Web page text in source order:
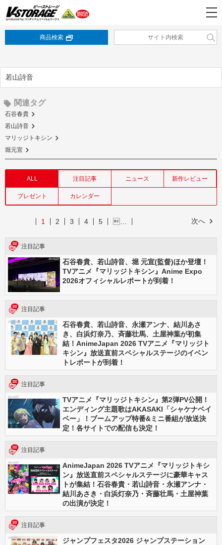
商品検索
若山詩音
関連タグ
石谷春貴
若山詩音
マリッジトキシン
堀元宣
ALL 注目記事 ニュース 新作レビュー
プレゼント カレンダー
次へ
1 2 3 4 5 …
注目記事
石谷春貴、若山詩音、堀 元宣(監督)ほか登壇！
TVアニメ『マリッジトキシン』Anime Expo
2026オフィシャルレポートが到着！
注目記事
石谷春貴、若山詩音、永瀬アンナ、結川あさ
き、白浜灯奈乃、斉藤壮馬、土屋神葉が初集
結！AnimeJapan 2026 TVアニメ『マリッジト
キシン』放送直前スペシャルステージのイベン
トレポートが到着！
注目記事
TVアニメ『マリッジトキシン』第2弾PV公開！
エンディング主題歌はAKASAKI「シャケナベイ
ベー」！ブームアップ特番&ミニ番組が放送決
定！各サイトでの配信も決定！
注目記事
AnimeJapan 2026 TVアニメ『マリッジトキシ
ン』放送直前スペシャルステージに豪華キャス
トが集結！石谷春貴・若山詩音・永瀬アンナ・
結川あさき・白浜灯奈乃・斉藤壮馬・土屋神葉
の出演が決定！
注目記事
ジャンプフェスタ2026 ジャンプステーション